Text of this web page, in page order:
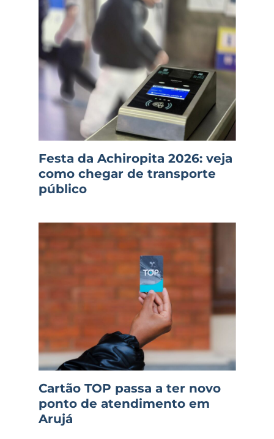
Festa da Achiropita 2026: veja
como chegar de transporte
público
Cartão TOP passa a ter novo
ponto de atendimento em
Arujá